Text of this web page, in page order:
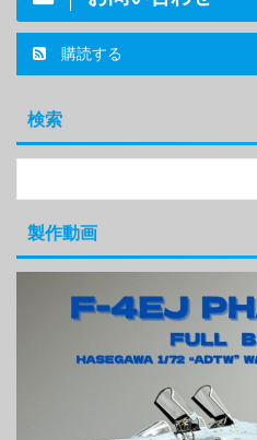
購読する
検索
製作動画